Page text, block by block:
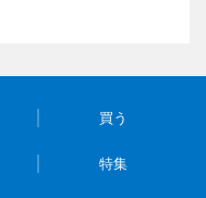
買う
特集